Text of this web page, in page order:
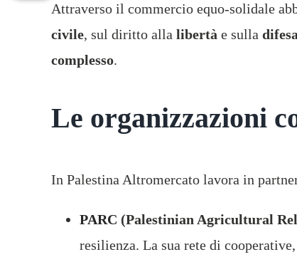
Attraverso il commercio equo-solidale
civile, sul diritto alla libertà e sulla
complesso.
Le organizzazioni
In Palestina Altromercato lavora in
PARC (Palestinian Agricultural
resilienza. La sua rete di